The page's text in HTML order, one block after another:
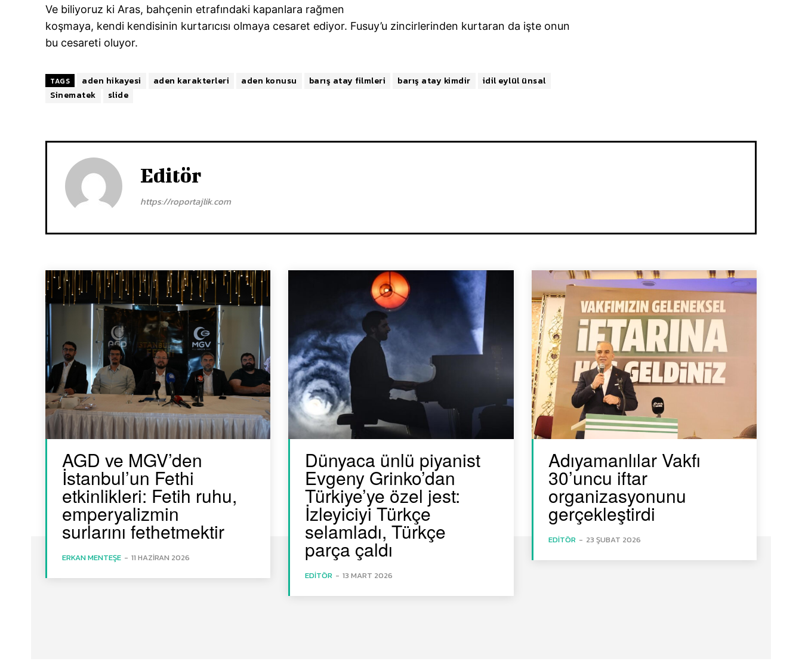
Ve biliyoruz ki Aras, bahçenin etrafındaki kapanlara rağmen
koşmaya, kendi kendisinin kurtarıcısı olmaya cesaret ediyor. Fusuy’u zincirlerinden kurtaran da işte onun
bu cesareti oluyor.
TAGS aden hikayesi aden karakterleri aden konusu barış atay filmleri barış atay kimdir
idil eylül ünsal
Sinematek
slide
Editör
https://roportajlik.com
AGD ve MGV’den
İstanbul’un Fethi
etkinlikleri: Fetih ruhu,
emperyalizmin
surlarını fethetmektir
ERKAN MENTEŞE - 11 HAZIRAN 2026
Dünyaca ünlü piyanist
Evgeny Grinko’dan
Türkiye’ye özel jest:
İzleyiciyi Türkçe
selamladı, Türkçe
parça çaldı
EDITÖR - 13 MART 2026
Adıyamanlılar Vakfı
30’uncu iftar
organizasyonunu
gerçekleştirdi
EDITÖR - 23 ŞUBAT 2026